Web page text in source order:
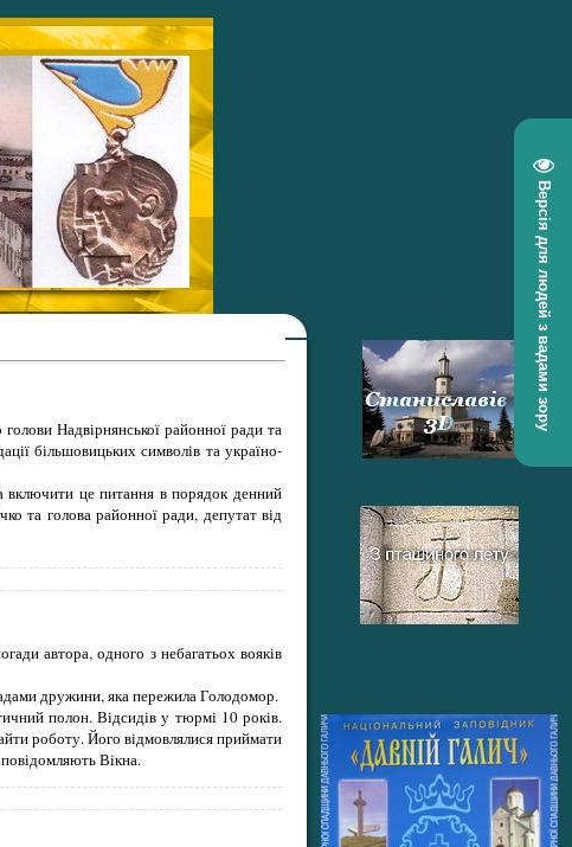
Версія для людей з вадами зору
Надвірнянської районної ради та
більшовицьких символів та україно-
включити це питання в порядок денний
та голова районної ради, депутат від
автора, одного з небагатьох вояків
дружини, яка пережила Голодомор.
полон. Відсидів у тюрмі 10 років.
роботу. Його відмовлялися приймати
Вікна.